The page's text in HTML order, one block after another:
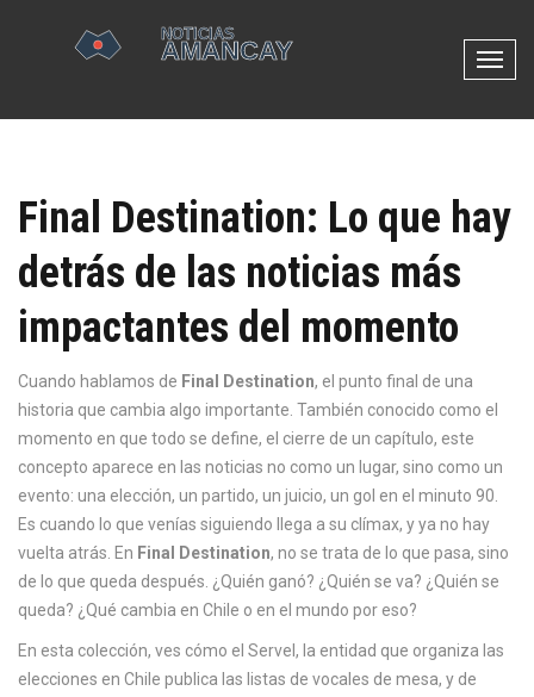
N
v
a
c
p
l
a
n
c
a
Final Destination: Lo que hay
detrás de las noticias más
impactantes del momento
Cuando hablamos de Final Destination, el punto final de una
historia que cambia algo importante . También conocido como el
momento en que todo se define, el cierre de un capítulo, este
concepto aparece en las noticias no como un lugar, sino como un
evento: una elección, un partido, un juicio, un gol en el minuto 90.
Es cuando lo que venías siguiendo llega a su clímax, y ya no hay
vuelta atrás. En Final Destination, no se trata de lo que pasa, sino
de lo que queda después. ¿Quién ganó? ¿Quién se va? ¿Quién se
queda? ¿Qué cambia en Chile o en el mundo por eso?
En esta colección, ves cómo el Servel , la entidad que organiza las
elecciones en Chile publica las listas de vocales de mesa, y de